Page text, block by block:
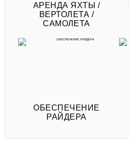
АРЕНДА ЯХТЫ /
ВЕРТОЛЕТА /
САМОЛЕТА
ОБЕСПЕЧЕНИЕ
РАЙДЕРА